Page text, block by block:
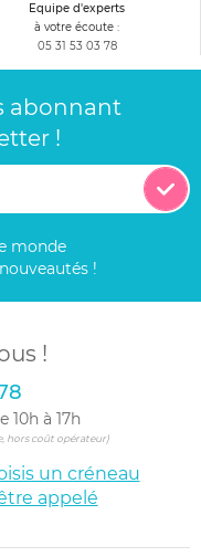
Equipe d'experts
à votre écoute :
05 31 53 03 78
abonnant
!
monde
!
!
10h à 17h
hors coût opérateur)
un créneau
appelé